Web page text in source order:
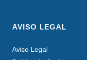
AVISO LEGAL
Aviso Legal